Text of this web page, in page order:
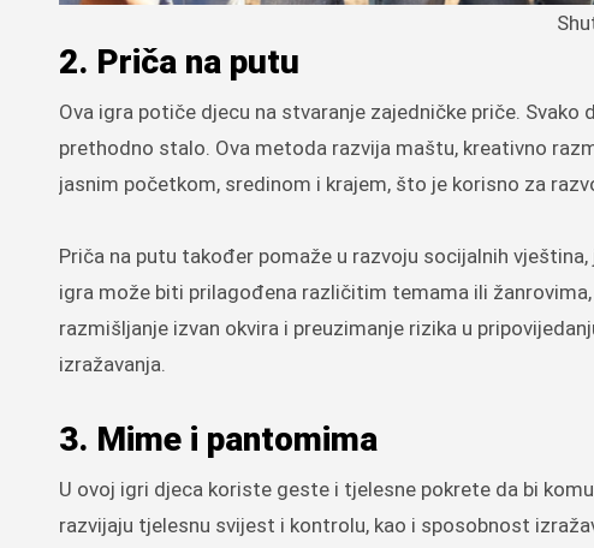
2. Priča na putu
Ova igra potiče djecu na stvaranje zajedničke priče.
prethodno stalo. Ova metoda razvija maštu, kreativno
jasnim početkom, sredinom i krajem, što je korisno za
Priča na putu također pomaže u razvoju socijalnih
igra može biti prilagođena različitim temama ili
razmišljanje izvan okvira i preuzimanje rizika u
izražavanja.
3. Mime i pantomima
U ovoj igri djeca koriste geste i tjelesne pokrete da bi
razvijaju tjelesnu svijest i kontrolu, kao i sposobnost